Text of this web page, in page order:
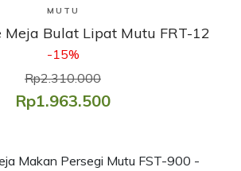
Lihat Produk
MUTU
Meja Bulat Lipat Mutu FRT-12
-15%
Rp2.310.000
Rp1.963.500